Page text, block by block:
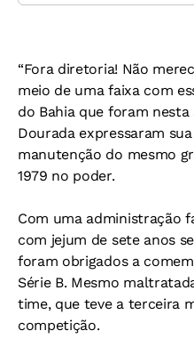
“Fora diretoria! Não
meio de uma faixa com
do Bahia que foram
Dourada expressaram
manutenção do mesmo
1979 no poder.
Com uma administração
com jejum de sete anos
foram obrigados a
Série B. Mesmo
time, que teve a terceira
competição.